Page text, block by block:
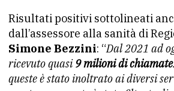
Risultati positivi sottolineati
dall’assessore alla sanità di
Simone Bezzini: “Dal 2021 ad
ricevuto quasi9 milioni di chiamate
queste è stato inoltrato ai diversi